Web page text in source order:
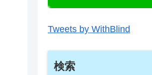
Tweets by WithBlind
検索